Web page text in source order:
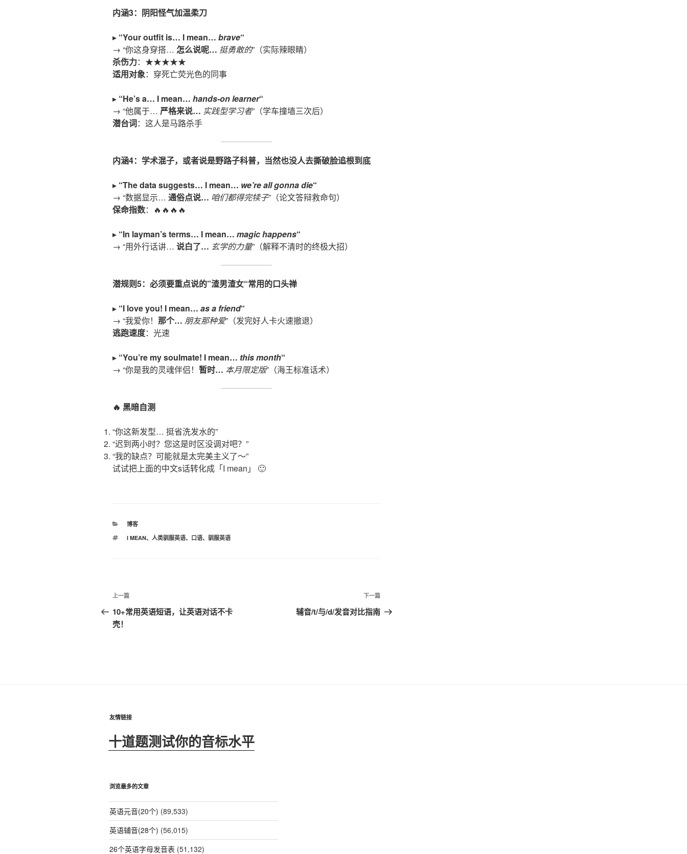
内涵3：阴阳怪气加温柔刀
▸ “Your outfit is… I mean… brave“
→ “你这身穿搭… 怎么说呢… 挺勇敢的”（实际辣眼睛）
杀伤力：★★★★★
适用对象：穿死亡荧光色的同事
▸ “He’s a… I mean… hands-on learner“
→ “他属于… 严格来说… 实践型学习者”（学车撞墙三次后）
潜台词：这人是马路杀手
内涵4：学术混子，或者说是野路子科普，当然也没人去撕破脸追根到底
▸ “The data suggests… I mean… we’re all gonna die“
→ “数据显示… 通俗点说… 咱们都得完犊子”（论文答辩救命句）
保命指数：🔥🔥🔥🔥
▸ “In layman’s terms… I mean… magic happens“
→ “用外行话讲… 说白了… 玄学的力量”（解释不清时的终极大招）
潜规则5：必须要重点说的”渣男渣女“常用的口头禅
▸ “I love you! I mean… as a friend“
→ “我爱你！ 那个… 朋友那种爱”（发完好人卡火速撤退）
逃跑速度：光速
▸ “You’re my soulmate! I mean… this month“
→ “你是我的灵魂伴侣！ 暂时… 本月限定版”（海王标准话术）
🔥 黑暗自测
“你这新发型… 挺省洗发水的”
“迟到两小时？您这是时区没调对吧？”
“我的缺点？可能就是太完美主义了～”
试试把上面的中文s话转化成「I mean」 🙂
分
博客
标
I MEAN、 人类驯服英语、 口语、 驯服英语
文
章
导
上
一
篇
上一篇
10+常用英语短语，让英语对话不卡
壳！
下
一
下一篇
辅音/t/与/d/发音对比指南
友情链接
十道题测试你的音标水平
浏览最多的文章
英语元音(20个) (89,533)
英语辅音(28个) (56,015)
26个英语字母发音表 (51,132)